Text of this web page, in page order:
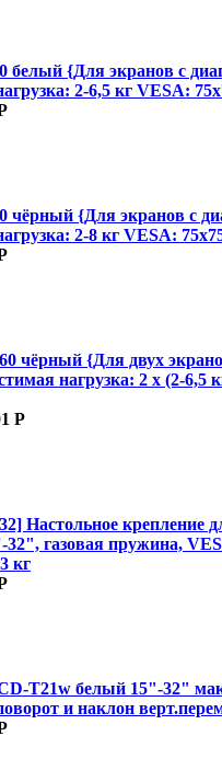
белый {Для экранов с
2-6,5 кг VESA:
чёрный {Для экранов с
2-8 кг VESA:
чёрный {Для двух
нагрузка: 2 x (2-6,5
Р
Настольное крепление
газовая пружина,
кг
T21w белый 15"-32"
и наклон